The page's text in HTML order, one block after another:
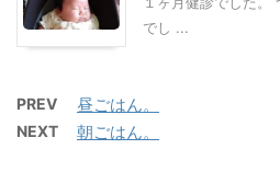
でし ...
PREV 昼ごはん。
NEXT 朝ごはん。